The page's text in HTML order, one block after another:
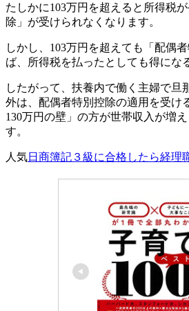
たしかに103万円を超えると所得税
除」が受けられなくなります。
しかし、103万円を超えても「配偶
ば、所得税を払ったとしても得にな
したがって、扶養内で働く主婦で旦
外は、配偶者特別控除の適用を受け
130万円の壁」の方が世帯収入が増
す。
人気日商簿記３級に合格したら経理